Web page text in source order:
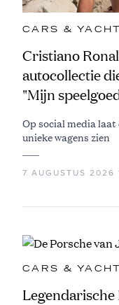
CARS &
Cristiano
autocollectie
"Mijn
Op social media
unieke wagens zien
7 AUGUSTUS 2026
CARS &